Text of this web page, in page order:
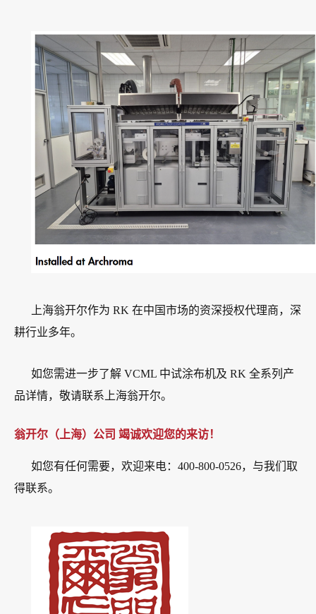
上海翁开尔作为 RK 在中国市场的资深授权代理商，深
耕行业多年。
如您需进一步了解 VCML 中试涂布机及 RK 全系列产
品详情，敬请联系上海翁开尔。
翁开尔（上海）公司 竭诚欢迎您的来访！
如您有任何需要，欢迎来电：400-800-0526，与我们取
得联系。